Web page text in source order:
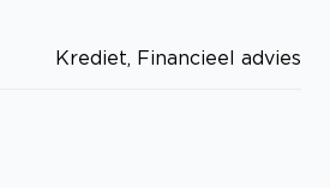
Krediet, Financieel advies